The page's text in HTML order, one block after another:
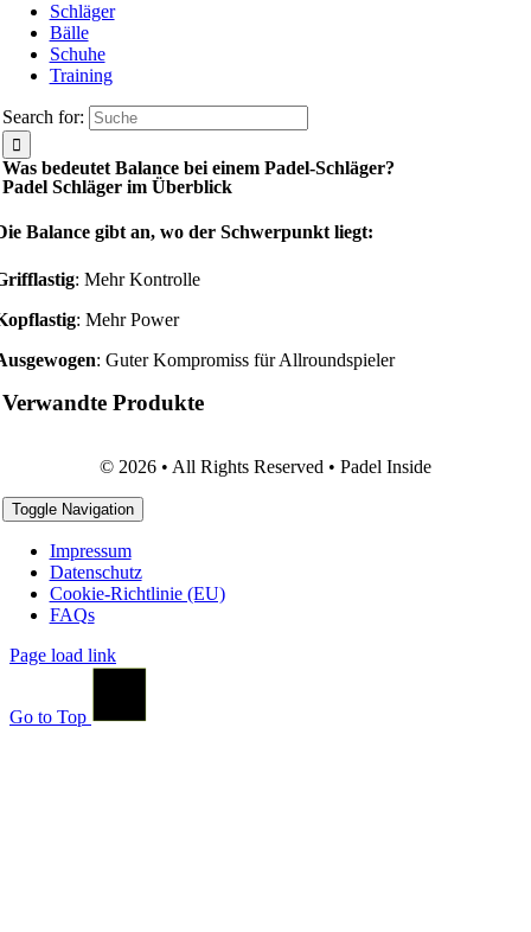
Schläger
Bälle
Schuhe
Training
Search for:
Was bedeutet Balance bei einem Padel-Schläger?
Padel Schläger im Überblick
Balance gibt an, wo der Schwerpunkt liegt:
: Mehr Kontrolle
: Mehr Power
: Guter Kompromiss für Allroundspieler
Verwandte Produkte
© 2026 • All Rights Reserved • Padel Inside
Toggle Navigation
Impressum
Datenschutz
Cookie-Richtlinie (EU)
FAQs
Page load link
Go to Top